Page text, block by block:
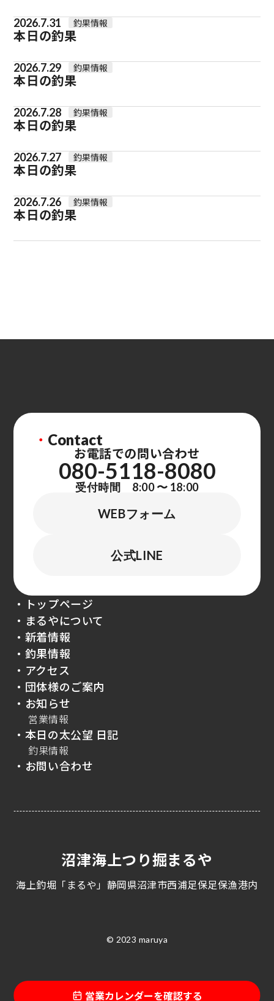
営業カレンダーを確認する
2026.7.31 釣果情報
本日の釣果
2026.7.29 釣果情報
本日の釣果
2026.7.28 釣果情報
本日の釣果
2026.7.27 釣果情報
本日の釣果
2026.7.26 釣果情報
本日の釣果
・ Contact
お電話での問い合わせ
080-5118-8080
受付時間 8:00 〜 18:00
WEBフォーム
公式LINE
・トップページ
・まるやについて
・新着情報
・釣果情報
・アクセス
・団体様のご案内
・お知らせ
営業情報
・本日の太公望 日記
釣果情報
・お問い合わせ
沼津海上つり掘まるや
海上釣堀「まるや」静岡県沼津市西浦足保足保漁港内
© 2023 maruya